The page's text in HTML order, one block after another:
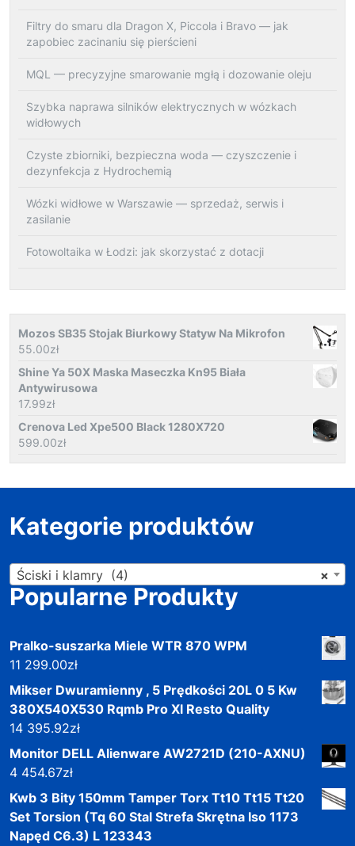
Filtry do smaru dla Dragon X, Piccola i Bravo — jak
zapobiec zacinaniu się pierścieni
MQL — precyzyjne smarowanie mgłą i dozowanie oleju
Szybka naprawa silników elektrycznych w wózkach
widłowych
Czyste zbiorniki, bezpieczna woda — czyszczenie i
dezynfekcja z Hydrochemią
Wózki widłowe w Warszawie — sprzedaż, serwis i
zasilanie
Fotowoltaika w Łodzi: jak skorzystać z dotacji
Mozos SB35 Stojak Biurkowy Statyw Na Mikrofon
55.00zł
Shine Ya 50X Maska Maseczka Kn95 Biała
Antywirusowa
17.99zł
Crenova Led Xpe500 Black 1280X720
599.00zł
Kategorie produktów
×
Ściski i klamry (4)
Popularne Produkty
Pralko-suszarka Miele WTR 870 WPM
11 299.00zł
Mikser Dwuramienny , 5 Prędkości 20L 0 5 Kw
380X540X530 Rqmb Pro Xl Resto Quality
14 395.92zł
Monitor DELL Alienware AW2721D (210-AXNU)
4 454.67zł
Kwb 3 Bity 150mm Tamper Torx Tt10 Tt15 Tt20
Set Torsion (Tq 60 Stal Strefa Skrętna Iso 1173
Napęd C6.3) L 123343